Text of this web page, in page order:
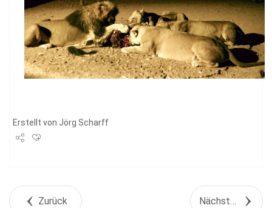
Erstellt von Jörg Scharff
+1Zurück Nächstes Objekt